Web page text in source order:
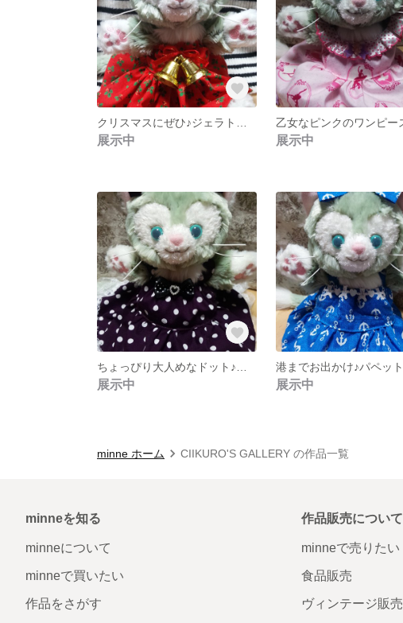
展示中 展示中
展示中 展示中
minne ホーム CIIKURO'S GALLERY の作品一覧
minneを知る
minneについて
minneで買いたい
作品をさがす
作品販売について
minneで売りたい
食品販売
ヴィンテージ販売